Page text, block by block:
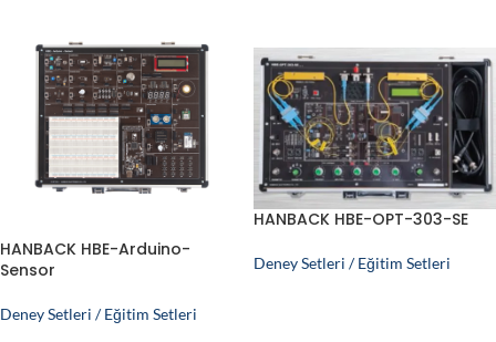
HANBACK HBE-Arduino-
Sensor
Deney Setleri / Eğitim Setleri
HANBACK HBE-OPT-303-SE
Deney Setleri / Eğitim Setleri